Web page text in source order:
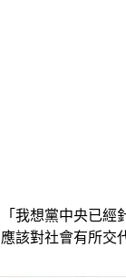
我想黨中央已經
該對社會有所交